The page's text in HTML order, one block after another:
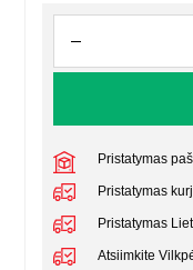
Pristatymas
Pristatymas
Pristatymas
Atsiimkite